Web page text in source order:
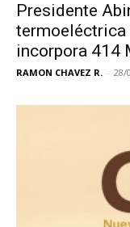
Presidente
termoeléctrica
incorpora 414
RAMON CHAVEZ R. - 28/